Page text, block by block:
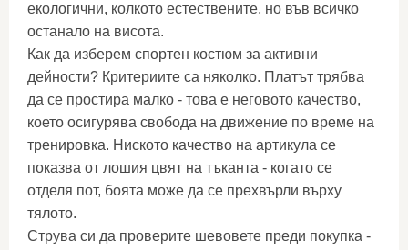
екологични, колкото естествените, но във всичко
останало на висота.
Как да изберем спортен костюм за активни
дейности? Критериите са няколко. Платът трябва
да се простира малко - това е неговото качество,
което осигурява свобода на движение по време на
тренировка. Ниското качество на артикула се
показва от лошия цвят на тъканта - когато се
отделя пот, боята може да се прехвърли върху
тялото.
Струва си да проверите шевовете преди покупка -